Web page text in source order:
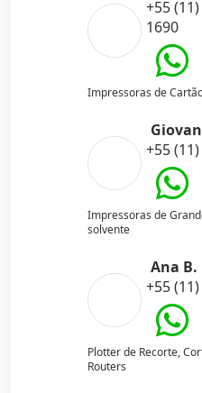
+55
1690
Impressoras de
+55
Impressoras de
solvente
Ana
+55
Plotter de Recorte,
Routers